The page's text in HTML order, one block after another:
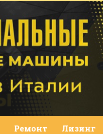
Ремонт Лизинг